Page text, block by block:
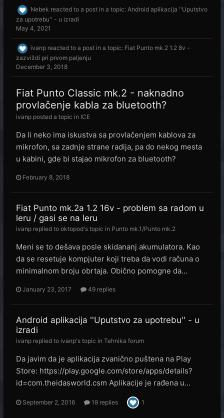
Nebek reacted to a post in a topic: Android aplikacija ''Uputstvo
za upotrebu'' - u izradi
May 4, 2021
ivanp reacted to a post in a topic: Fiat Punto mk.2 1.2 8v -
zazviždi pri prvom paljenju
December 3, 2018
Fiat Punto Classic mk.2 - naknadno
provlačenje kabla za bluetooth?
ivanp posted a topic in ICE
Da li neko ima iskustva sa provlačenjem kablova za
mikrofon, sa zadnje strane radija, pa do nekog mesta
u kabini, gde bi stajao mikrofon za bluetooth?
February 8, 2018
Fiat Punto mk.2a 1.2 16v - problem sa radom u
leru / gasi se na leru
ivanp replied to oktopod's topic in Punto mk.1/Punto mk.2
Meni se to dešava posle skidananj akumulatora. Kao
da se resetuje kompjuter koji treba da vodi računa o
minimalnom broju obrtaja. Obično pomogne da...
January 23, 2017 49 replies
Android aplikacija ''Uputstvo za upotrebu'' - u
izradi
ivanp replied to ivanp's topic in Tehnika forum
Da javim da je aplikacija zvanično puštena na Play
Store: https://play.google.com/store/apps/details?
id=com.theidasworld.csm Aplikacije je rađena u...
September 2, 2016 19 replies 1